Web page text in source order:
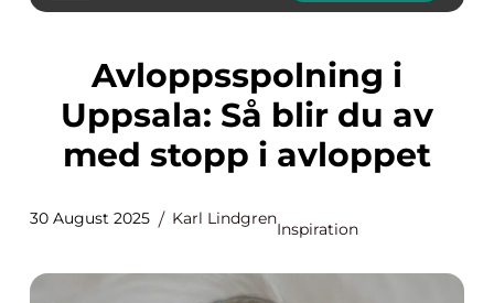
Avloppsspolning i
Uppsala: Så blir du av
med stopp i avloppet
30 August 2025 Karl Lindgren
Inspiration